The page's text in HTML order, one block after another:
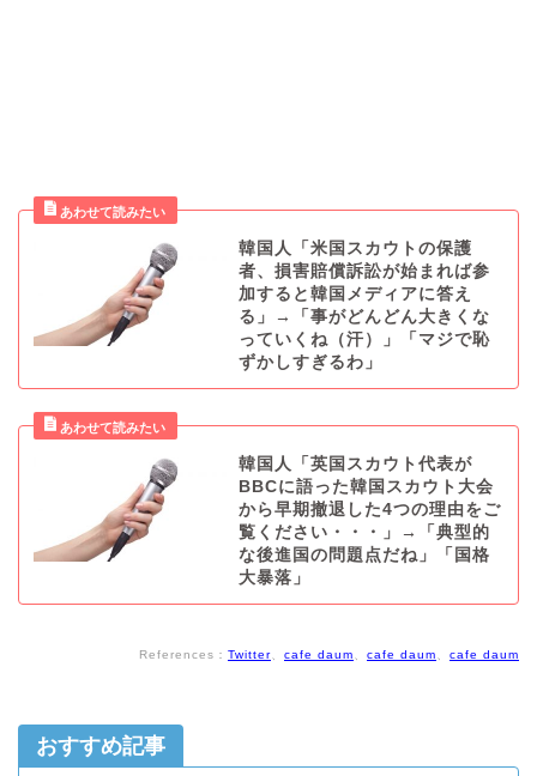
韓国人「米国スカウトの保護
者、損害賠償訴訟が始まれば参
加すると韓国メディアに答え
る」→「事がどんどん大きくな
っていくね（汗）」「マジで恥
ずかしすぎるわ」
韓国人「英国スカウト代表が
BBCに語った韓国スカウト大会
から早期撤退した4つの理由をご
覧ください・・・」→「典型的
な後進国の問題点だね」「国格
大暴落」
References： Twitter cafe daum cafe daum cafe daum
おすすめ記事